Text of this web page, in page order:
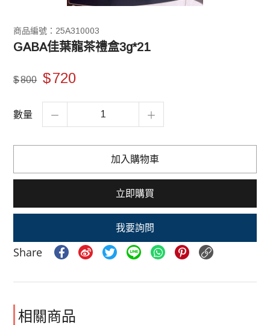
商品編號：25A310003
GABA佳葉龍茶禮盒3g*21
$800 $720
數量
我要詢問
立即購買
加入購物車
相關商品